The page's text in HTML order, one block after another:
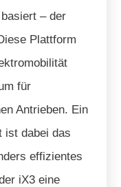
– der
Plattform
für
Antrieben. Ein
ist dabei das
effizientes
iX3 eine